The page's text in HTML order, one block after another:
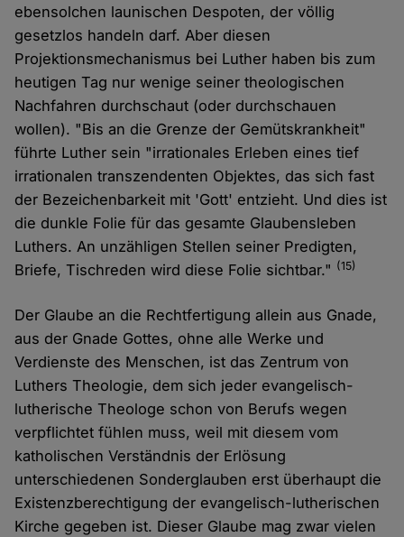
ebensolchen launischen Despoten, der völlig
gesetzlos handeln darf. Aber diesen
Projektionsmechanismus bei Luther haben bis zum
heutigen Tag nur wenige seiner theologischen
Nachfahren durchschaut (oder durchschauen
wollen). "Bis an die Grenze der Gemütskrankheit"
führte Luther sein "irrationales Erleben eines tief
irrationalen transzendenten Objektes, das sich fast
der Bezeichenbarkeit mit 'Gott' entzieht. Und dies ist
die dunkle Folie für das gesamte Glaubensleben
Luthers. An unzähligen Stellen seiner Predigten,
Briefe, Tischreden wird diese Folie sichtbar." (15)
Der Glaube an die Rechtfertigung allein aus Gnade,
aus der Gnade Gottes, ohne alle Werke und
Verdienste des Menschen, ist das Zentrum von
Luthers Theologie, dem sich jeder evangelisch-
lutherische Theologe schon von Berufs wegen
verpflichtet fühlen muss, weil mit diesem vom
katholischen Verständnis der Erlösung
unterschiedenen Sonderglauben erst überhaupt die
Existenzberechtigung der evangelisch-lutherischen
Kirche gegeben ist. Dieser Glaube mag zwar vielen